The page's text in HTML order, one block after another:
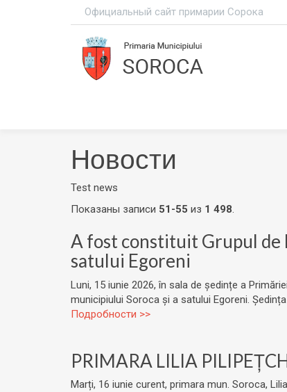
Официальный сайт примарии Сорока
Новости
Test news
Показаны записи 51-55 из 1 498.
A fost constituit Grupul de
satului Egoreni
Luni, 15 iunie 2026, în sala de ședințe a
municipiului Soroca și a satului Egoreni.
Подробности >>
PRIMARA LILIA
Marți, 16 iunie curent, primara mun. Soroca,